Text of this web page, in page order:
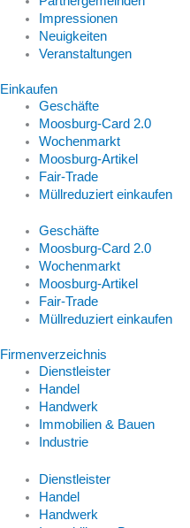
Impressionen
Neuigkeiten
Veranstaltungen
Einkaufen
Geschäfte
Moosburg-Card 2.0
Wochenmarkt
Moosburg-Artikel
Fair-Trade
Müllreduziert einkaufen
Geschäfte
Moosburg-Card 2.0
Wochenmarkt
Moosburg-Artikel
Fair-Trade
Müllreduziert einkaufen
Firmenverzeichnis
Dienstleister
Handel
Handwerk
Immobilien & Bauen
Industrie
Dienstleister
Handel
Handwerk